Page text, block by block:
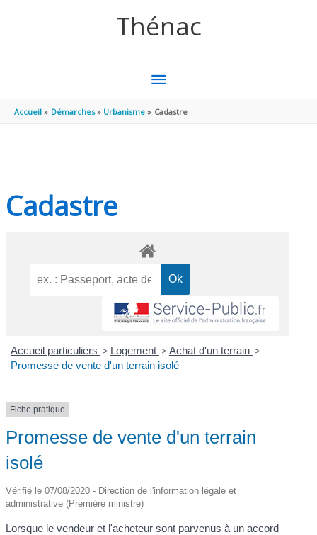
Thénac
MENU
PRINCIPAL
Accueil Démarches Urbanisme Cadastre
Cadastre
Accueil particuliers > Logement > Achat d'un terrain >
Promesse de vente d'un terrain isolé
Fiche pratique
Promesse de vente d'un terrain
isolé
Vérifié le 07/08/2020 - Direction de l'information légale et
administrative (Première ministre)
Lorsque le vendeur et l'acheteur sont parvenus à un accord